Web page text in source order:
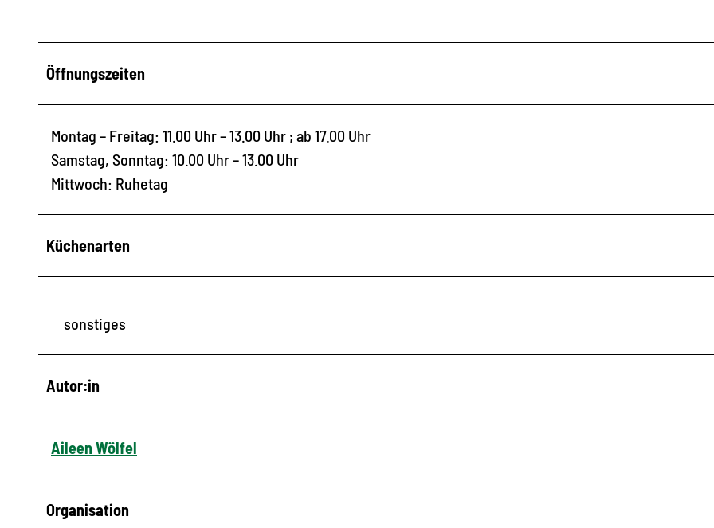
Öffnungszeiten
Montag – Freitag: 11.00 Uhr – 13.00 Uhr ; ab 17.00 Uhr
Samstag, Sonntag: 10.00 Uhr – 13.00 Uhr
Mittwoch: Ruhetag
Küchenarten
sonstiges
Autor:in
Aileen Wölfel
Organisation